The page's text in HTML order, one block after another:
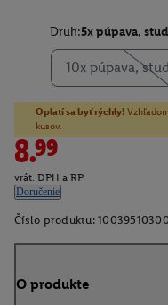
Druh:5x púpava,
10x púpava,
Oplatí sa byť rýchly!
kusov.
8.99
vrát. DPH a RP
Doručenie
Číslo produktu:
O produkte